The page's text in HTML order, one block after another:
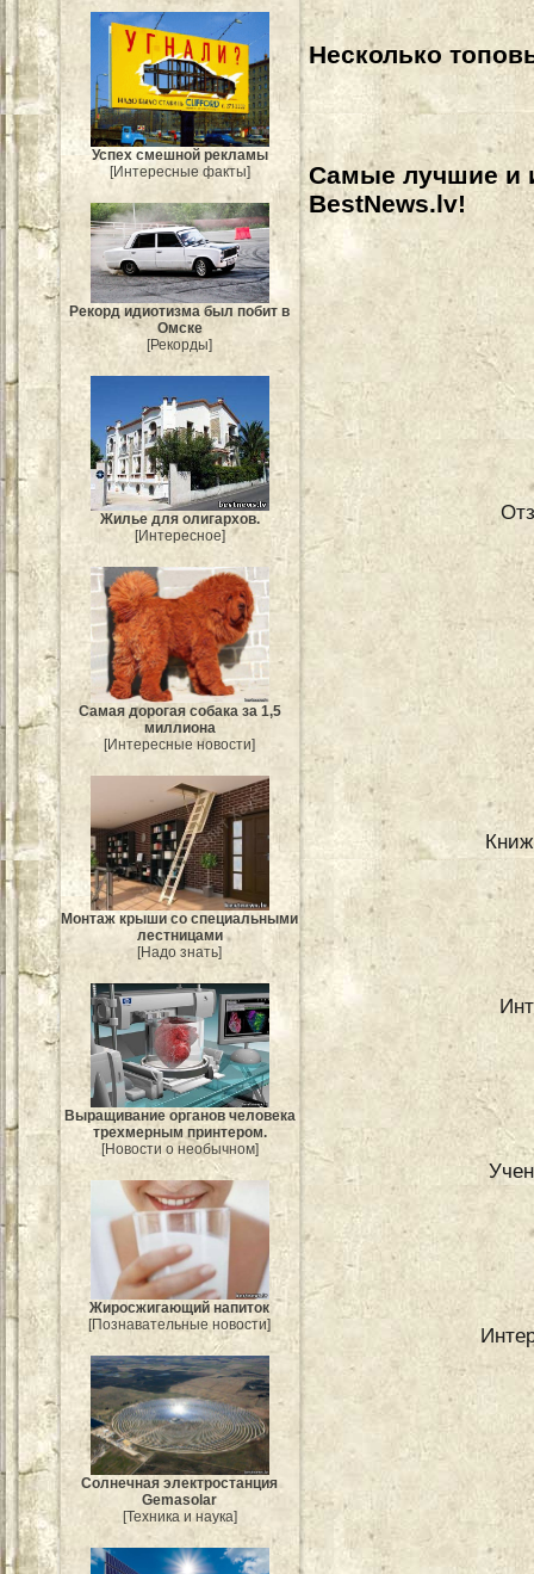
Успех смешной рекламы
[Интересные факты]
Рекорд идиотизма был побит в
Омске
[Рекорды]
Жилье для олигархов.
[Интересное]
Самая дорогая собака за 1,5
миллиона
[Интересные новости]
Монтаж крыши со специальными
лестницами
[Надо знать]
Выращивание органов человека
трехмерным принтером.
[Новости о необычном]
Жиросжигающий напиток
[Познавательные новости]
Солнечная электростанция
Gemasolar
[Техника и наука]
Несколько
Самые лучшие и
BestNews.lv!